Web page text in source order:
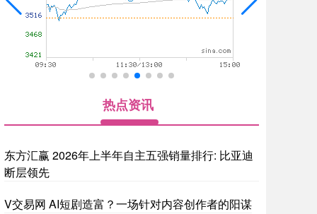
热点资讯
东方汇赢 2026年上半年自主五强销量排行: 比亚迪
断层领先
V交易网 AI短剧造富？一场针对内容创作者的阳谋